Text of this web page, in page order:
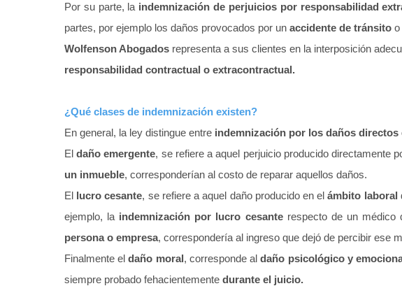
Por su parte, la indemnización de perjuicios por responsabilidad
partes, por ejemplo los daños provocados por un accidente de tránsito o
Wolfenson Abogados representa a sus clientes en la interposición
responsabilidad contractual o extracontractual.
¿Qué clases de indemnización existen?
En general, la ley distingue entre indemnización por los daños directos
El daño emergente, se refiere a aquel perjuicio producido directamente
un inmueble, corresponderían al costo de reparar aquellos daños.
El lucro cesante, se refiere a aquel daño producido en elámbito laboral
ejemplo, la indemnización por lucro cesante respecto de un médico
persona o empresa, correspondería al ingreso que dejó de percibir ese
Finalmente el daño moral, corresponde aldaño psicológico y
siempre probado fehacientemente durante el juicio.